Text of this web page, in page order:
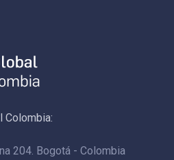
Colombia:
204. Bogotá - Colombia